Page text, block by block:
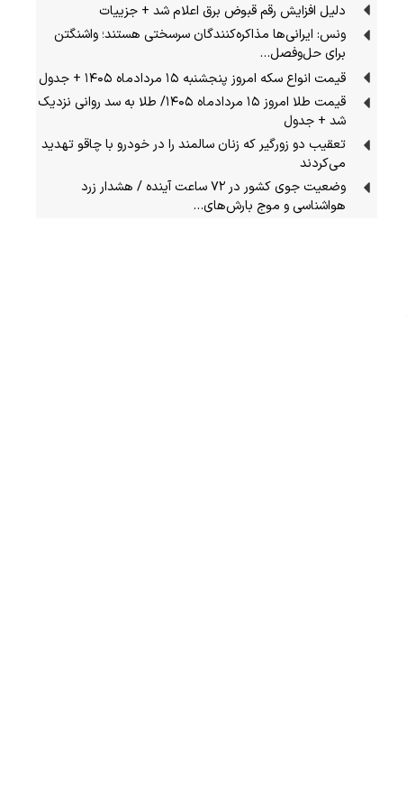
دلیل افزایش رقم قبوض برق اعلام شد + جزییات
ونس: ایرانی‌ها مذاکره‌کنندگان سرسختی هستند؛ واشنگتن
برای حل‌وفصل…
قیمت انواع سکه امروز پنجشنبه ۱۵ مردادماه ۱۴۰۵ + جدول
قیمت طلا امروز ۱۵ مردادماه ۱۴۰۵/ طلا به سد روانی نزدیک
شد + جدول
تعقیب دو زورگیر که زنان سالمند را در خودرو با چاقو تهدید
می‌کردند
وضعیت جوی کشور در ۷۲ ساعت آینده / هشدار زرد
هواشناسی و موج بارش‌های…